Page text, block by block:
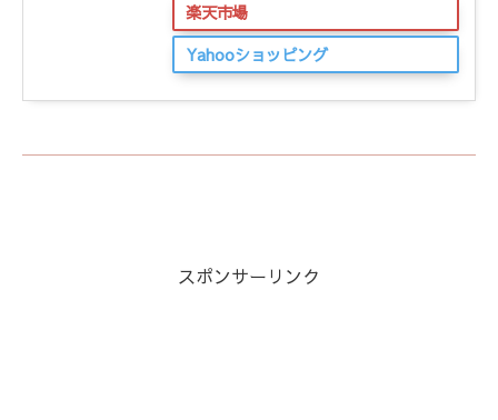
楽天市場
Yahooショッピング
スポンサーリンク